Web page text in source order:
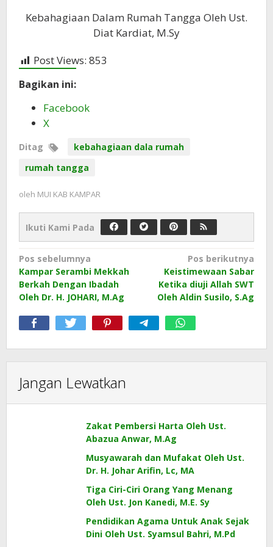
Kebahagiaan Dalam Rumah Tangga Oleh Ust.
Diat Kardiat, M.Sy
Post Views: 853
Bagikan ini:
Facebook
X
Ditag
kebahagiaan dala rumah
rumah tangga
oleh MUI KAB KAMPAR
Ikuti Kami Pada
Navigasi
pos
Pos sebelumnya
Kampar Serambi Mekkah
Berkah Dengan Ibadah
Oleh Dr. H. JOHARI, M.Ag
Pos berikutnya
Keistimewaan Sabar
Ketika diuji Allah SWT
Oleh Aldin Susilo, S.Ag
Jangan Lewatkan
Zakat Pembersi Harta Oleh Ust.
Abazua Anwar, M.Ag
Musyawarah dan Mufakat Oleh Ust.
Dr. H. Johar Arifin, Lc, MA
Tiga Ciri-Ciri Orang Yang Menang
Oleh Ust. Jon Kanedi, M.E. Sy
Pendidikan Agama Untuk Anak Sejak
Dini Oleh Ust. Syamsul Bahri, M.Pd